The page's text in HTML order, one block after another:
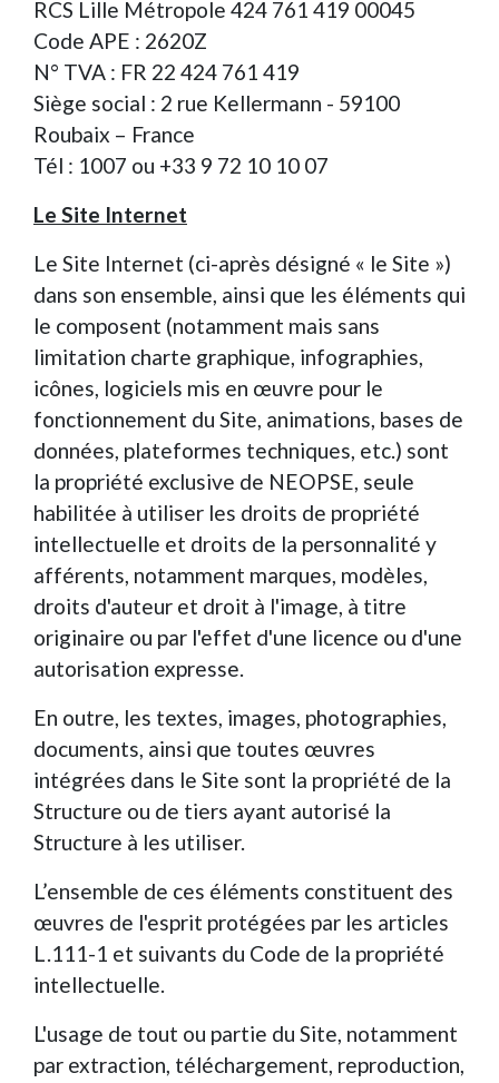
RCS Lille Métropole 424 761 419 00045
Code APE : 2620Z
N° TVA : FR 22 424 761 419
Siège social : 2 rue Kellermann - 59100
Roubaix – France
Tél : 1007 ou +33 9 72 10 10 07
Le Site Internet
Le Site Internet (ci-après désigné « le Site »)
dans son ensemble, ainsi que les éléments qui
le composent (notamment mais sans
limitation charte graphique, infographies,
icônes, logiciels mis en œuvre pour le
fonctionnement du Site, animations, bases de
données, plateformes techniques, etc.) sont
la propriété exclusive de NEOPSE, seule
habilitée à utiliser les droits de propriété
intellectuelle et droits de la personnalité y
afférents, notamment marques, modèles,
droits d'auteur et droit à l'image, à titre
originaire ou par l'effet d'une licence ou d'une
autorisation expresse.
En outre, les textes, images, photographies,
documents, ainsi que toutes œuvres
intégrées dans le Site sont la propriété de la
Structure ou de tiers ayant autorisé la
Structure à les utiliser.
L’ensemble de ces éléments constituent des
œuvres de l'esprit protégées par les articles
L.111-1 et suivants du Code de la propriété
intellectuelle.
L'usage de tout ou partie du Site, notamment
par extraction, téléchargement, reproduction,